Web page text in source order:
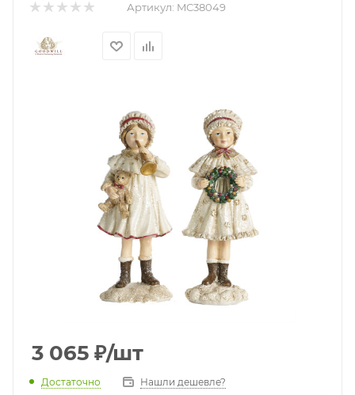
Артикул: MC38049
3 065 ₽/шт
Достаточно Нашли дешевле?